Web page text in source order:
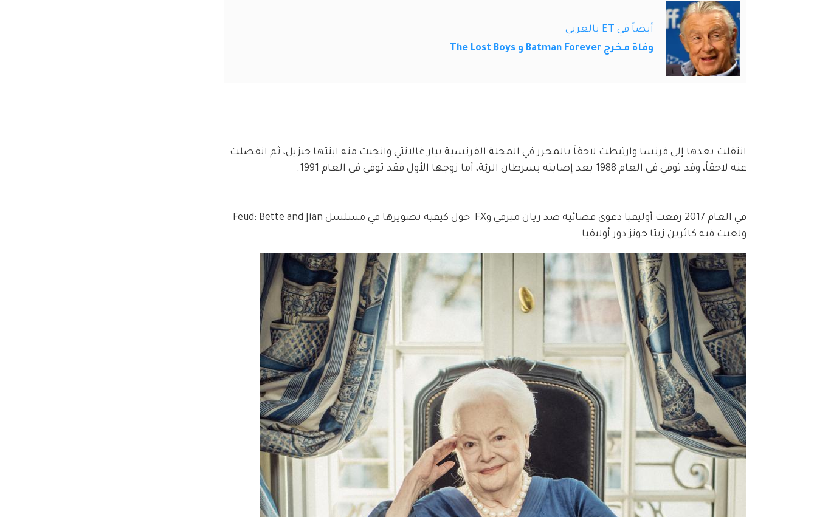
أيضاً في ET بالعربي
وفاة مخرج Batman Forever و The Lost Boys
انتقلت بعدها إلى فرنسا وارتبطت لاحقاً بالمحرر في المجلة الفرنسية بيار غالانتي وانجبت منه ابنتها جيزيل، ثم انفصلت
عنه لاحقاً، وقد توفي في العام 1988 بعد إصابته بسرطان الرئة، أما زوجها الأول فقد توفي في العام 1991.
ولعبت فيه كاثرين زيتا جونز دور أوليفيا.